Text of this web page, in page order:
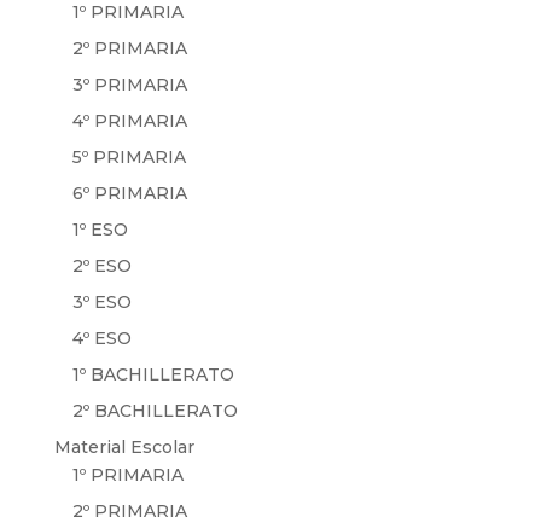
1º PRIMARIA
2º PRIMARIA
3º PRIMARIA
4º PRIMARIA
5º PRIMARIA
6º PRIMARIA
1º ESO
2º ESO
3º ESO
4º ESO
1º BACHILLERATO
2º BACHILLERATO
Material Escolar
1º PRIMARIA
2º PRIMARIA